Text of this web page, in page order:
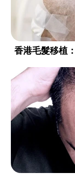
香港毛髮移植